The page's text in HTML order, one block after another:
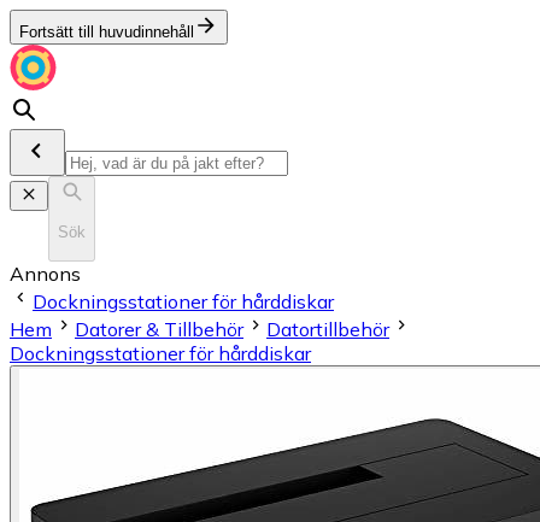
Fortsätt till huvudinnehåll
Sök
Annons
Dockningsstationer för hårddiskar
Hem
Datorer & Tillbehör
Datortillbehör
Dockningsstationer för hårddiskar